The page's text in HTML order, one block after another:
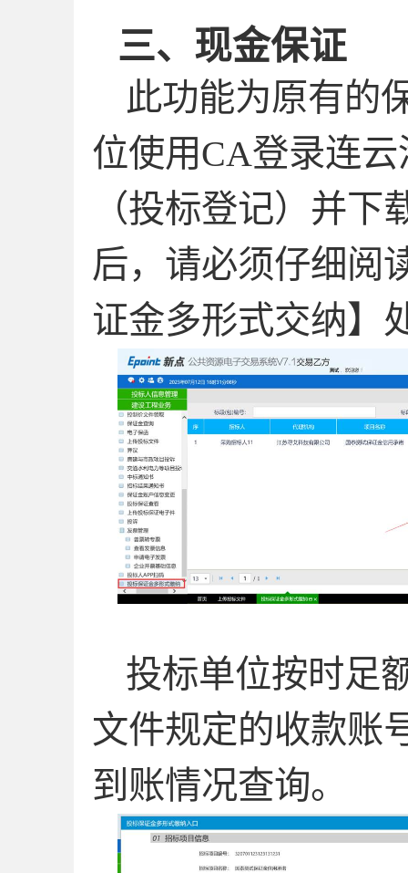
三、 现金保证
此功能为原有的
位使用CA登录连
（投标登记）并
后，请必须仔细阅
证金多形式交纳】
投标单位按时足
文件规定的收款账
到账情况查询。